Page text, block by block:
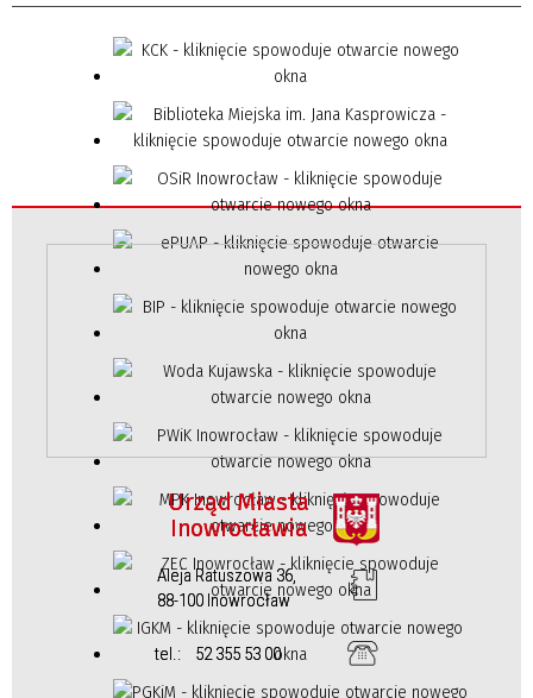
Urząd Miasta
Inowrocławia
Aleja Ratuszowa 36,
88-100 Inowrocław
tel.: 52 355 53 00